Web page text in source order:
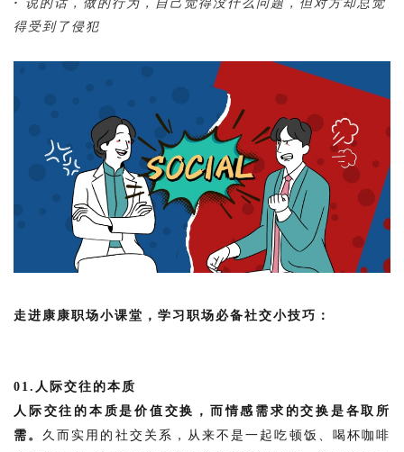
得受到了侵犯
走进康康职场小课堂，学习职场必备社交小技巧：
01. 人际交往的本质
人际交往的本质是价值交换，而情感需求的交换是各取所
需。 久而实用的社交关系，从来不是一起吃顿饭、喝杯咖啡